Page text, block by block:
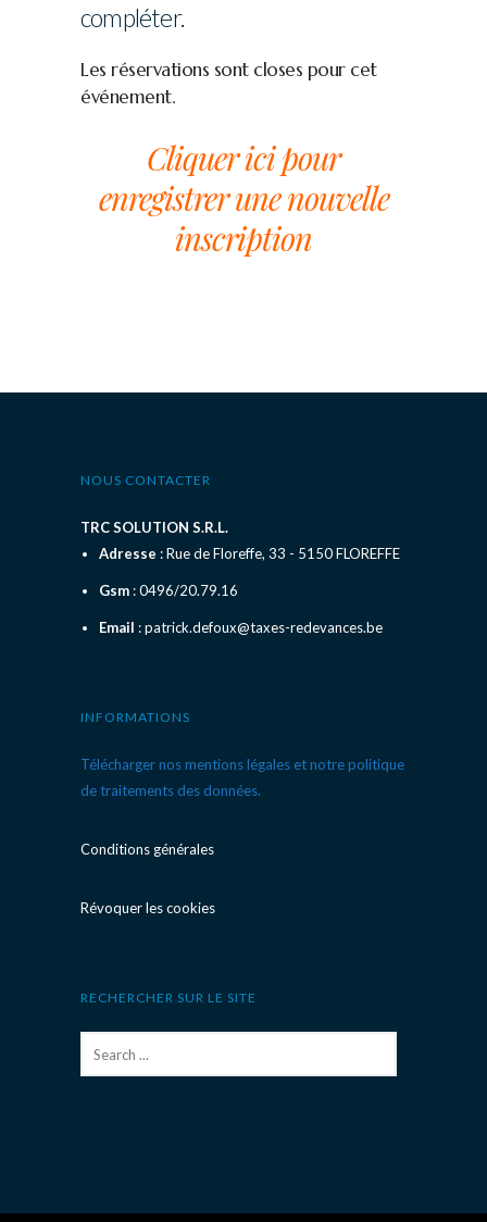
compléter.
Les réservations sont closes pour cet
événement.
Cliquer ici pour
enregistrer une nouvelle
inscription
NOUS CONTACTER
TRC SOLUTION S.R.L.
Adresse : Rue de Floreffe, 33 - 5150 FLOREFFE
Gsm: 0496/20.79.16
Email : patrick.defoux@taxes-redevances.be
INFORMATIONS
Télécharger nos mentions légales et notre politique
de traitements des données.
Conditions générales
Révoquer les cookies
RECHERCHER SUR LE SITE